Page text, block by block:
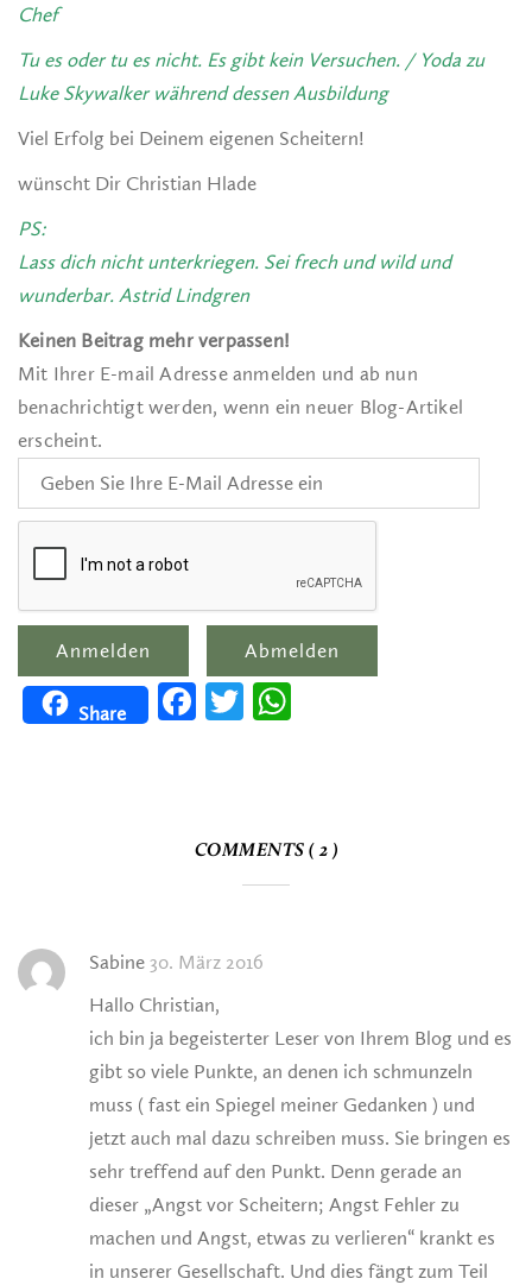
Chef
Tu es oder tu es nicht. Es gibt kein Versuchen. / Yoda zu
Luke Skywalker während dessen Ausbildung
Viel Erfolg bei Deinem eigenen Scheitern!
wünscht Dir Christian Hlade
PS:
Lass dich nicht unterkriegen. Sei frech und wild und
wunderbar. Astrid Lindgren
Keinen Beitrag mehr verpassen!
Mit Ihrer E-mail Adresse anmelden und ab nun
benachrichtigt werden, wenn ein neuer Blog-Artikel
erscheint.
Share
FacebookTwitter
COMMENTS ( 2 )
Sabine 30. März 2016
Hallo Christian,
ich bin ja begeisterter Leser von Ihrem Blog und es
gibt so viele Punkte, an denen ich schmunzeln
muss ( fast ein Spiegel meiner Gedanken ) und
jetzt auch mal dazu schreiben muss. Sie bringen es
sehr treffend auf den Punkt. Denn gerade an
dieser „Angst vor Scheitern; Angst Fehler zu
machen und Angst, etwas zu verlieren“ krankt es
in unserer Gesellschaft. Und dies fängt zum Teil